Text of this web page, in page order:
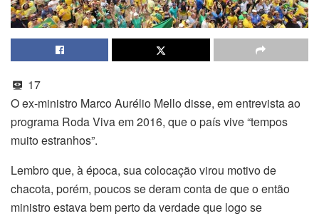
17
O ex-ministro Marco Aurélio Mello disse, em entrevista ao
programa Roda Viva em 2016, que o país vive “tempos
muito estranhos”.
Lembro que, à época, sua colocação virou motivo de
chacota, porém, poucos se deram conta de que o então
ministro estava bem perto da verdade que logo se